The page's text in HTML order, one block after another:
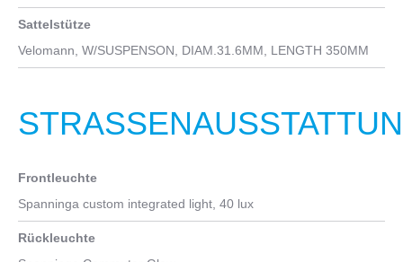
Sattelstütze
Velomann, W/SUSPENSON, DIAM.31.6MM, LENGTH 350MM
STRASSENAUSSTATTUNG
Frontleuchte
Spanninga custom integrated light, 40 lux
Rückleuchte